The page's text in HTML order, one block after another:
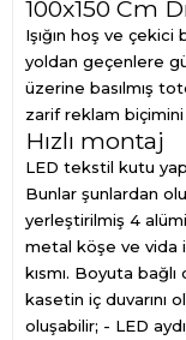
100x150 Cm
Işığın hoş ve
yoldan geçenlere
üzerine basılmış
zarif reklam
Hızlı montaj
LED tekstil kutu
Bunlar şunlardan
yerleştirilmiş 4
metal köşe ve vida
kısmı. Boyuta
kasetin iç duvarını
oluşabilir; - LED